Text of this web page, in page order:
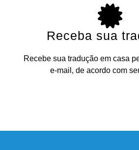
Receba sua
Recebe sua tradução em casa
e-mail, de acordo com